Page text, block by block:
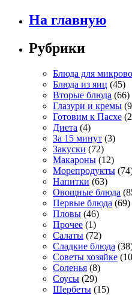
На главную
Рубрики
Блюда для
Блюда из яиц (45)
Вторые блюда (66)
Глазури и кремы
Готовим к Пасхе
Диета (4)
За 15 минут (3)
Закуски (72)
Макароны (12)
Морепродукты
Напитки (63)
Овощные блюда
Первые блюда (69)
Пловы (46)
Прочее (1)
Салаты (72)
Сладкие блюда
Советы хозяйке
Соленья (8)
Соусы (29)
Шербеты (15)